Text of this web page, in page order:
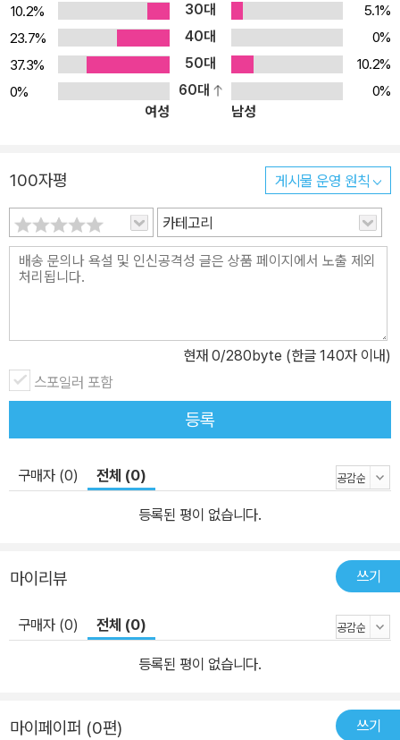
10.2%
30대
5.1%
23.7%
40대
0%
37.3%
50대
10.2%
0%
60대
0%
여성
남성
100자평 게시물 운영 원칙
카테고리
현재 0/280byte (한글 140자 이내)
스포일러 포함
등록
구매자 (0) 전체 (0)
등록된 평이 없습니다.
마이리뷰 쓰기
구매자 (0) 전체 (0)
등록된 평이 없습니다.
마이페이퍼 (0편) 쓰기